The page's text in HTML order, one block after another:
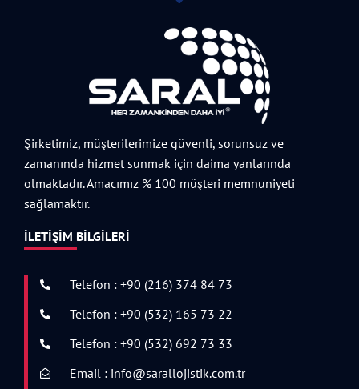
Şirketimiz, müşterilerimize güvenli, sorunsuz ve
zamanında hizmet sunmak için daima yanlarında
olmaktadır. Amacımız % 100 müşteri memnuniyeti
sağlamaktır.
İLETIŞIM BILGILERI
Telefon : +90 (216) 374 84 73
Telefon : +90 (532) 165 73 22
Telefon : +90 (532) 692 73 33
Email : info@sarallojistik.com.tr